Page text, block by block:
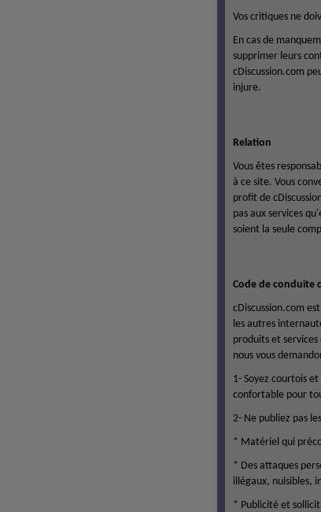
Vos critiques ne
En cas de
supprimer leurs
cDiscussion.com
injure.
Relation
Vous êtes
à ce site. Vous
profit de
pas aux services
soient la seule
Code de conduite
cDiscussion.com
les autres
produits et services
nous vous
1- Soyez courtois
confortable pour
2- Ne publiez pas
* Matériel qui
* Des attaques
illégaux, nuisibles,
* Publicité et